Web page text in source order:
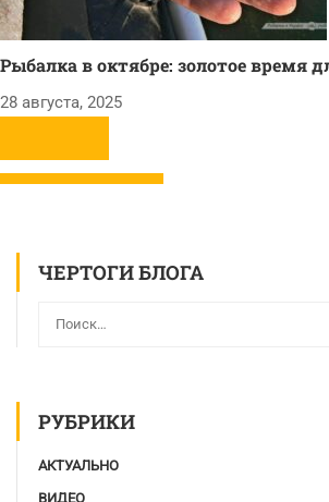
Рыбалка в октябре: золотое время
28 августа, 2025
ЧЕРТОГИ БЛОГА
РУБРИКИ
АКТУАЛЬНО
ВИДЕО